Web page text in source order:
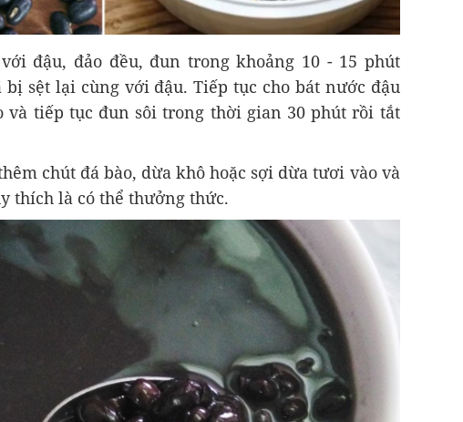
đậu, đảo đều, đun trong khoảng 10 - 15 phút
sệt lại cùng với đậu. Tiếp tục cho bát nước đậu
và tiếp tục đun sôi trong thời gian 30 phút rồi tắt
chút đá bào, dừa khô hoặc sợi dừa tươi vào và
thích là có thể thưởng thức.